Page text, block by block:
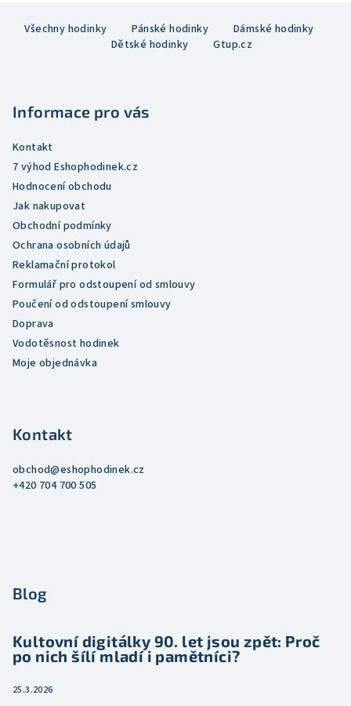
Všechny hodinky Pánské hodinky
Dámské hodinky
Dětské hodinky
Gtup.cz
Informace pro vás
Kontakt
7 výhod Eshophodinek.cz
Hodnocení obchodu
Jak nakupovat
Obchodní podmínky
Ochrana osobních údajů
Reklamační protokol
Formulář pro odstoupení od smlouvy
Poučení od odstoupení smlouvy
Doprava
Vodotěsnost hodinek
Moje objednávka
Kontakt
obchod@eshophodinek.cz
+420 704 700 505
Blog
Kultovní digitálky 90. let jsou zpět: Proč
po nich šílí mladí i pamětníci?
25.3.2026